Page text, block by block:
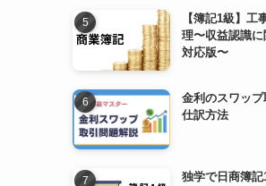
【簿記1級】工
理〜収益認識
対応版〜
金利のスワッ
仕訳方法
独学で日商簿